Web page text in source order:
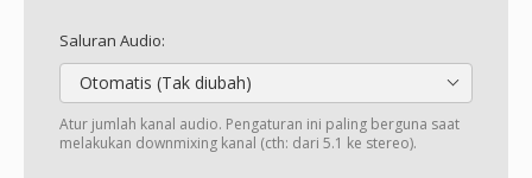
Saluran Audio:
Otomatis (Tak diubah)
Atur jumlah kanal audio. Pengaturan ini paling berguna saat
melakukan downmixing kanal (cth: dari 5.1 ke stereo).